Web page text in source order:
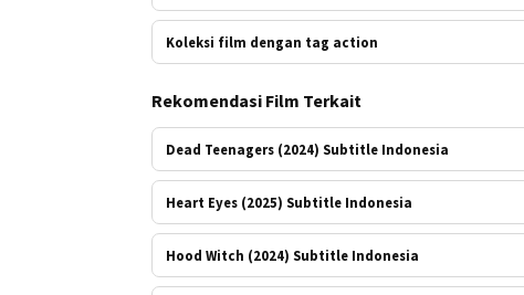
Koleksi film dengan tag action
Rekomendasi Film Terkait
Dead Teenagers (2024) Subtitle Indonesia
Heart Eyes (2025) Subtitle Indonesia
Hood Witch (2024) Subtitle Indonesia